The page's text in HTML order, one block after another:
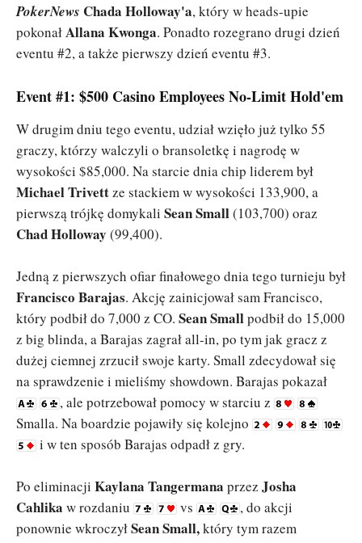
PokerNews Chada Holloway'a, który w heads-upie
pokonałAllana Kwonga. Ponadto rozegrano drugi dzień
eventu #2, a także pierwszy dzień eventu #3.
Event #1: $500 Casino Employees No-Limit Hold'em
W drugim dniu tego eventu, udział wzięło już tylko 55
graczy, którzy walczyli o bransoletkę i nagrodę w
wysokości $85,000. Na starcie dnia chip liderem był
Michael Trivettze stackiem w wysokości 133,900, a
pierwszą trójkę domykali Sean Small(103,700) oraz
Chad Holloway (99,400).
Jedną z pierwszych ofiar finałowego dnia tego turnieju był
Francisco Barajas. Akcję zainicjował sam Francisco,
który podbił do 7,000 z CO. Sean Smallpodbił do 15,000
z big blinda, a Barajas zagrał all-in, po tym jak gracz z
dużej ciemnej zrzucił swoje karty. Small zdecydował się
na sprawdzenie i mieliśmy showdown. Barajas pokazał
, ale potrzebował pomocy w starciu z
Smalla. Na boardzie pojawiły się kolejno
i w ten sposób Barajas odpadł z gry.
Po eliminacji Kaylana Tangermana przez Josha
Cahlika w rozdaniu vs
, do akcji
ponownie wkroczyłSean Small,który tym razem